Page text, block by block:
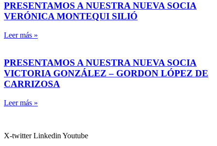
PRESENTAMOS A NUESTRA NUEVA SOCIA
VERÓNICA MONTEQUI SILIÓ
Leer más »
PRESENTAMOS A NUESTRA NUEVA SOCIA
VICTORIA GONZÁLEZ – GORDON LÓPEZ DE
CARRIZOSA
Leer más »
X-twitter Linkedin Youtube